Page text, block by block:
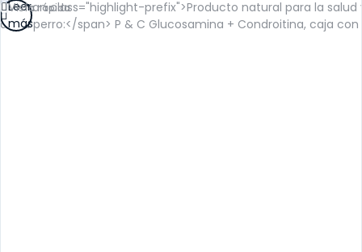
Vista rápida
Leer
más